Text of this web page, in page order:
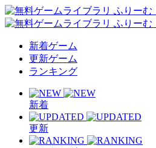
新着ゲーム
更新ゲーム
ランキング
新着
更新